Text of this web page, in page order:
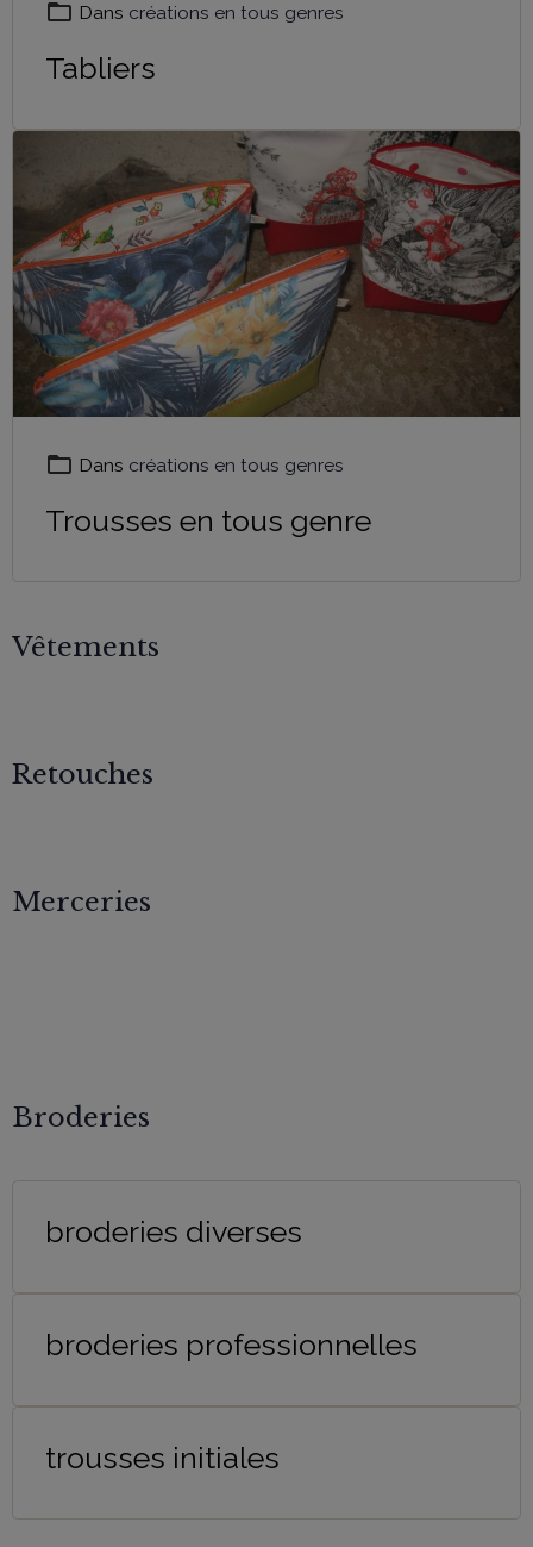
Dans créations en tous genres
Tabliers
Dans créations en tous genres
Trousses en tous genre
Vêtements
Retouches
Merceries
Broderies
broderies diverses
broderies professionnelles
trousses initiales